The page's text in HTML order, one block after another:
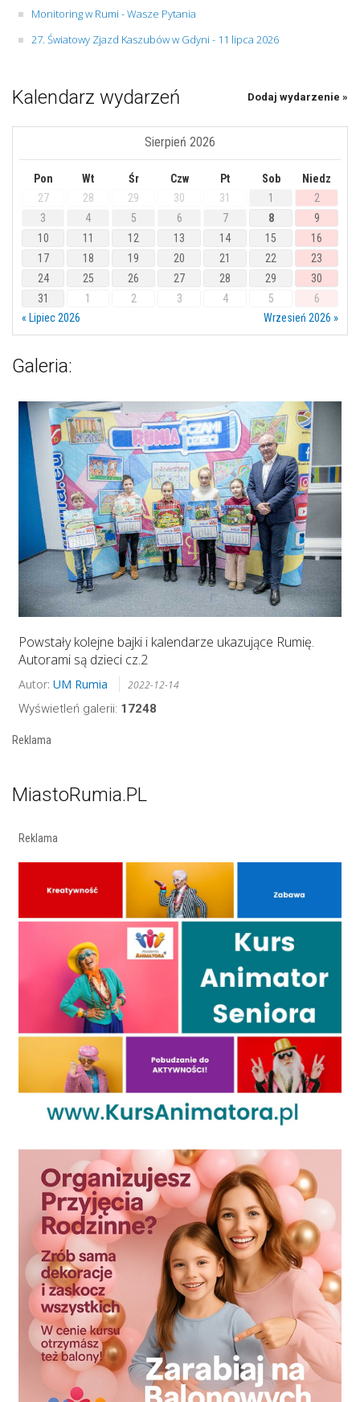
Monitoring w Rumi - Wasze Pytania
27. Światowy Zjazd Kaszubów w Gdyni - 11 lipca 2026
Kalendarz wydarzeń Dodaj wydarzenie »
Sierpień 2026
Pon Wt Śr Czw Pt Sob
Niedz
27
28 29 30 31 1
2
3
4 5 6 7 8
9
10
11 12 13 14 15
16
17
18 19 20 21 22
23
24
25 26 27 28 29
30
31
1 2 3 4 5
6
« Lipiec 2026
Wrzesień 2026 »
Galeria:
Powstały kolejne bajki i kalendarze ukazujące Rumię.
Autorami są dzieci cz.2
Autor: UM Rumia 2022-12-14
Wyświetleń galerii: 17248
Reklama
MiastoRumia.PL
Reklama